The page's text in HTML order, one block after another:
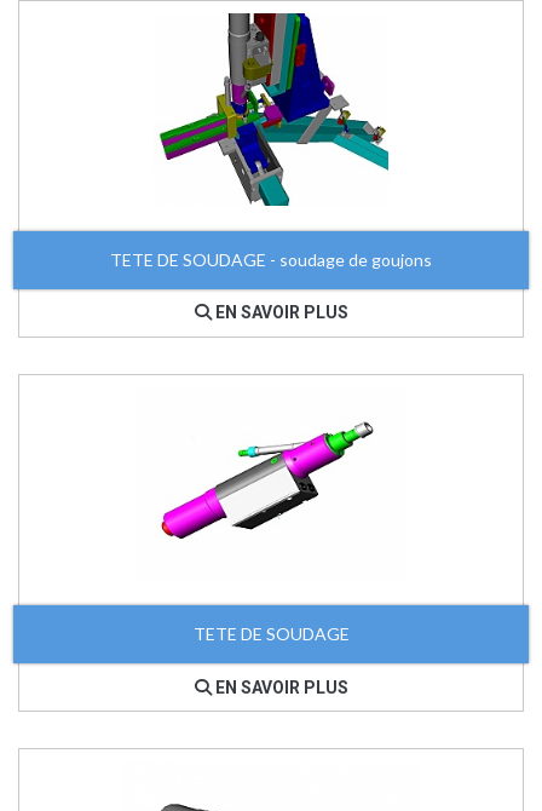
TETE DE SOUDAGE - soudage de goujons
EN SAVOIR PLUS
TETE DE SOUDAGE
EN SAVOIR PLUS